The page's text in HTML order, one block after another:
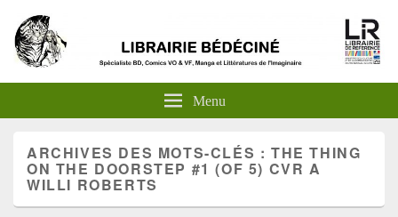
Menu
ARCHIVES DES MOTS-CLÉS :THE THING
ON THE DOORSTEP #1 (OF 5) CVR A
WILLI ROBERTS